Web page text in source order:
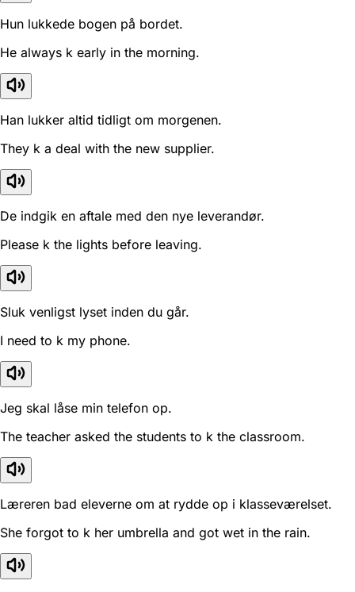
Hun lukkede bogen på bordet.
He always k early in the morning.
Han lukker altid tidligt om morgenen.
They k a deal with the new supplier.
De indgik en aftale med den nye leverandør.
Please k the lights before leaving.
Sluk venligst lyset inden du går.
I need to k my phone.
Jeg skal låse min telefon op.
The teacher asked the students to k the classroom.
Læreren bad eleverne om at rydde op i klasseværelset.
She forgot to k her umbrella and got wet in the rain.